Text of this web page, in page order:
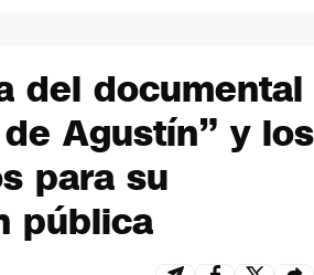
del documental
Agustín” y los
para su
pública